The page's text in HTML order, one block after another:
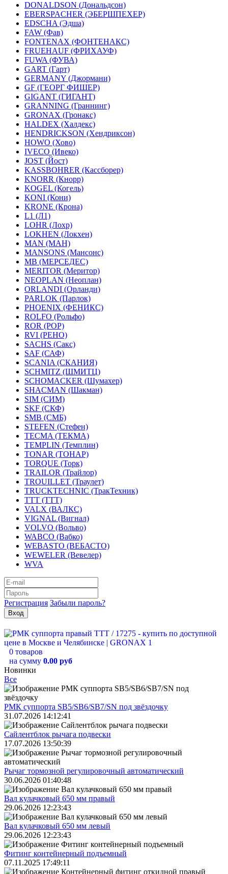
DONALDSON (Дональдсон)
EBERSPACHER (ЭБЕРШПЕХЕР)
EDSCHA (Эдша)
FAW (Фав)
FONTENAX (ФОНТЕНАКС)
FRUEHAUF (ФРИХАУФ)
FUWA (ФУВА)
GART (Гарт)
GERMANY (Джормани)
GF (ГЕОРГ ФИШЕР)
GIGANT (ГИГАНТ)
GRANNING (Граннинг)
GRONAX (Гронакс)
HALDEX (Халдекс)
HENDRICKSON (Хендриксон)
HOWO (Хово)
IVECO (Ивеко)
JOST (Йост)
KASSBOHRER (Касcборер)
KNORR (Кнорр)
KOGEL (Когель)
KONI (Кони)
KRONE (Крона)
L1 (Л1)
LOHR (Лохр)
LOKHEN (Локхен)
MAN (МАН)
MANSONS (Мансонс)
MB (МЕРСЕДЕС)
MERITOR (Меритор)
NEOPLAN (Неоплан)
ORLANDI (Орланди)
PARLOK (Парлок)
PHOENIX (ФЕНИКС)
ROLFO (Рольфо)
ROR (РОР)
RVI (РЕНО)
SACHS (Сакс)
SAF (САФ)
SCANIA (СКАНИЯ)
SCHMITZ (ШМИТЦ)
SCHOMACKER (Шумахер)
SHACMAN (Шакман)
SIM (СИМ)
SKF (СКФ)
SMB (СМБ)
STEFEN (Стефен)
TECMA (ТЕКМА)
TEMPLIN (Темплин)
TONAR (ТОНАР)
TORQUE (Торк)
TRAILOR (Трайлор)
TROUILLET (Траулет)
TRUCKTECHNIC (ТракТехник)
TTT (ТТТ)
VALX (ВАЛКС)
VIGNAL (Вигнал)
VOLVO (Вольво)
WABCO (Вабко)
WEBASTO (ВЕБАСТО)
WEWELER (Вевелер)
WVA
Регистрация Забыли пароль?
0 товаров
на сумму 0.00 руб
Новинки
Все
РМК суппорта SB5/SB6/SB7/SN под звёздочку
31.07.2026 14:12:41
Сайлентблок рычага подвески
17.07.2026 13:50:39
Рычаг тормозной регулировочный автоматический
30.06.2026 01:40:48
Вал кулачковый 650 мм правый
29.06.2026 12:23:43
Вал кулачковый 650 мм левый
29.06.2026 12:23:43
Фитинг контейнерный подъемный
07.11.2025 17:49:11